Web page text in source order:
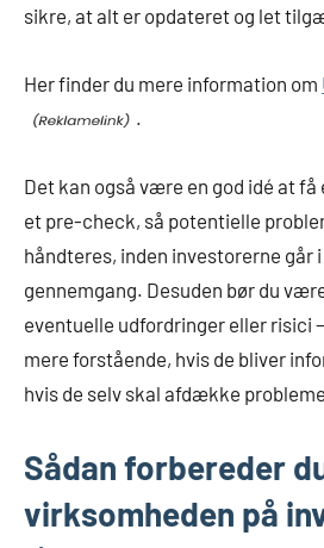
sikre, at alt er opdateret og let
Her finder du mere information om
.
Det kan også være en god idé at
et pre-check, så potentielle
håndteres, inden investorerne går
gennemgang. Desuden bør du
eventuelle udfordringer eller risici
mere forstående, hvis de bliver
hvis de selv skal afdække
Sådan forbereder
virksomheden på